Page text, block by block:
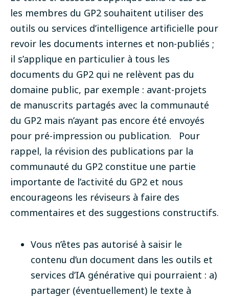
les membres du GP2 souhaitent utiliser des
outils ou services d’intelligence artificielle pour
revoir les documents internes et non-publiés ;
il s’applique en particulier à tous les
documents du GP2 qui ne relèvent pas du
domaine public, par exemple : avant-projets
de manuscrits partagés avec la communauté
du GP2 mais n’ayant pas encore été envoyés
pour pré-impression ou publication. Pour
rappel, la révision des publications par la
communauté du GP2 constitue une partie
importante de l’activité du GP2 et nous
encourageons les réviseurs à faire des
commentaires et des suggestions constructifs.
Vous n’êtes pas autorisé à saisir le
contenu d’un document dans les outils et
services d’IA générative qui pourraient : a)
partager (éventuellement) le texte à